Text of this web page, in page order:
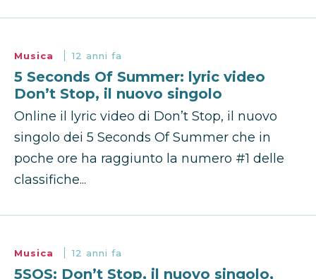
Musica 12 anni fa
5 Seconds Of Summer: lyric video
Don’t Stop, il nuovo singolo
Online il lyric video di Don’t Stop, il nuovo
singolo dei 5 Seconds Of Summer che in
poche ore ha raggiunto la numero #1 delle
classifiche...
Musica 12 anni fa
5SOS: Don’t Stop, il nuovo singolo,